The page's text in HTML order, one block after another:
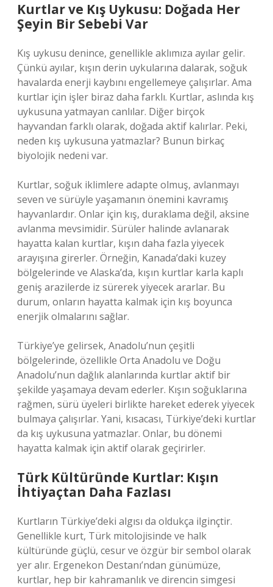
Kurtlar ve Kış Uykusu: Doğada Her
Şeyin Bir Sebebi Var
Kış uykusu denince, genellikle aklımıza ayılar gelir.
Çünkü ayılar, kışın derin uykularına dalarak, soğuk
havalarda enerji kaybını engellemeye çalışırlar. Ama
kurtlar için işler biraz daha farklı. Kurtlar, aslında kış
uykusuna yatmayan canlılar. Diğer birçok
hayvandan farklı olarak, doğada aktif kalırlar. Peki,
neden kış uykusuna yatmazlar? Bunun birkaç
biyolojik nedeni var.
Kurtlar, soğuk iklimlere adapte olmuş, avlanmayı
seven ve sürüyle yaşamanın önemini kavramış
hayvanlardır. Onlar için kış, duraklama değil, aksine
avlanma mevsimidir. Sürüler halinde avlanarak
hayatta kalan kurtlar, kışın daha fazla yiyecek
arayışına girerler. Örneğin, Kanada’daki kuzey
bölgelerinde ve Alaska’da, kışın kurtlar karla kaplı
geniş arazilerde iz sürerek yiyecek ararlar. Bu
durum, onların hayatta kalmak için kış boyunca
enerjik olmalarını sağlar.
Türkiye’ye gelirsek, Anadolu’nun çeşitli
bölgelerinde, özellikle Orta Anadolu ve Doğu
Anadolu’nun dağlık alanlarında kurtlar aktif bir
şekilde yaşamaya devam ederler. Kışın soğuklarına
rağmen, sürü üyeleri birlikte hareket ederek yiyecek
bulmaya çalışırlar. Yani, kısacası, Türkiye’deki kurtlar
da kış uykusuna yatmazlar. Onlar, bu dönemi
hayatta kalmak için aktif olarak geçirirler.
Türk Kültüründe Kurtlar: Kışın
İhtiyaçtan Daha Fazlası
Kurtların Türkiye’deki algısı da oldukça ilginçtir.
Genellikle kurt, Türk mitolojisinde ve halk
kültüründe güçlü, cesur ve özgür bir sembol olarak
yer alır. Ergenekon Destanı’ndan günümüze,
kurtlar, hep bir kahramanlık ve direncin simgesi